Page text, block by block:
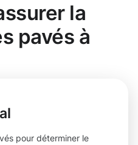
la
pavés à
pour déterminer le